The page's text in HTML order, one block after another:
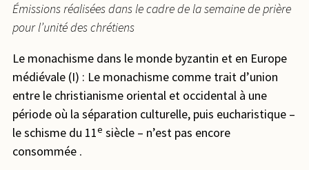
Émissions réalisées dans le cadre de la semaine de prière
pour l’unité des chrétiens
Le monachisme dans le monde byzantin et en Europe
médiévale (I) : Le monachisme comme trait d’union
entre le christianisme oriental et occidental à une
période où la séparation culturelle, puis eucharistique –
le schisme du 11e siècle – n’est pas encore
consommée .